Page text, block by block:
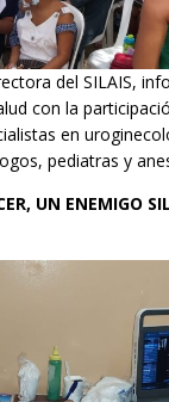
del SILAIS,
con la
en
pediatras y
UN ENEMIGO